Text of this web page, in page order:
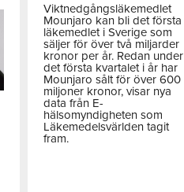
Viktnedgångsläkemedlet
Mounjaro kan bli det första
läkemedlet i Sverige som
säljer för över två miljarder
kronor per år. Redan under
det första kvartalet i år har
Mounjaro sålt för över 600
miljoner kronor, visar nya
data från E-
hälsomyndigheten som
Läkemedelsvärlden tagit
fram.